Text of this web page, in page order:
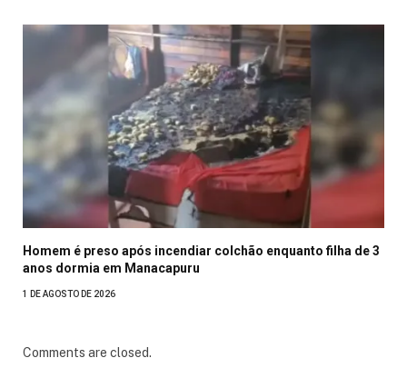
Homem é preso após incendiar colchão enquanto filha de 3
anos dormia em Manacapuru
1 DE AGOSTO DE 2026
Comments are closed.